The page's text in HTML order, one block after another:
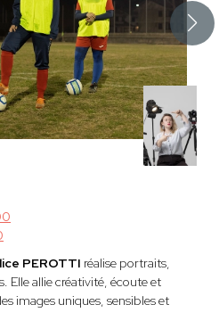
PEROTTI réalise portraits,
Elle allie créativité, écoute et
images uniques, sensibles et